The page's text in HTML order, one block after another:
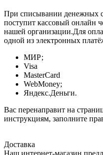
При списывании денежных
поступит кассовый онлайн
нашей организации.Для
одной из электронных
МИР;
Visa
MasterCard
WebMoney;
Яндекс.Деньги.
Вас перенаправит на
инструкциям, заполните
Доставка